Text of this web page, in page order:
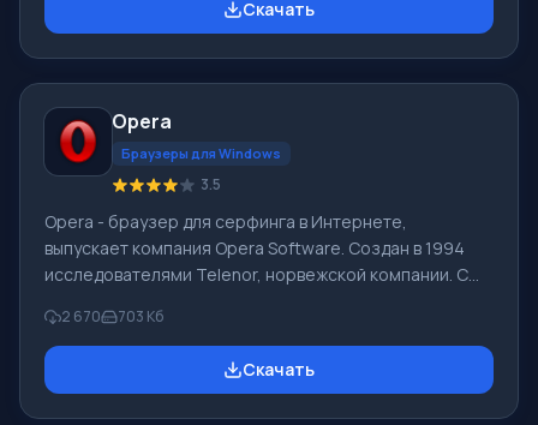
зависимости от желания самого пользователя. Чтобы
Chrome». Текущая версия подойдет практически для
всех версий ОС: Win
Скачать
Opera
Браузеры для Windows
3.5
Opera - браузер для серфинга в Интернете,
выпускает компания Opera Software. Создан в 1994
исследователями Telenor, норвежской компании. С
авторами браузера. Рыночная суммарная доля Opera
Mobile и Opera в 04.2012 составила 2,3%. У браузера
Opera высокая скорость работы, он совместимый с
2 670 703 Кб
Скачать